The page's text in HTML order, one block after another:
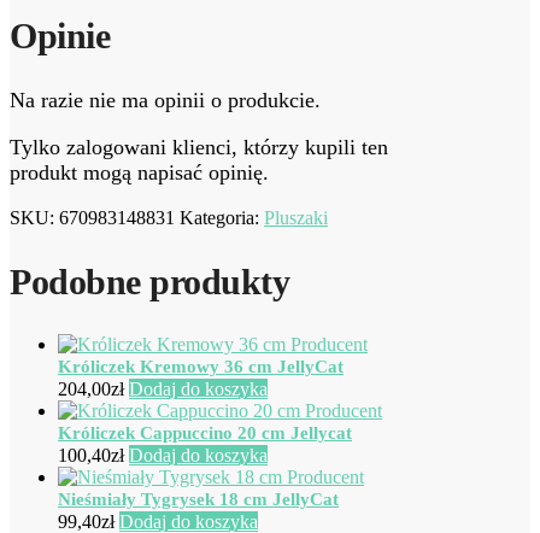
Opinie
Na razie nie ma opinii o produkcie.
Tylko zalogowani klienci, którzy kupili ten
produkt mogą napisać opinię.
SKU: 670983148831 Kategoria: Pluszaki
Podobne produkty
Króliczek Kremowy 36 cm JellyCat
204,00zł Dodaj do koszyka
Króliczek Cappuccino 20 cm Jellycat
100,40zł Dodaj do koszyka
Nieśmiały Tygrysek 18 cm JellyCat
99,40zł Dodaj do koszyka